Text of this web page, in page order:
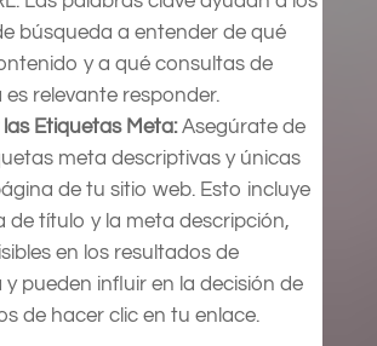
búsqueda a entender de qué
y a qué consultas de
es relevante responder.
Etiquetas Meta:Asegúrate de
meta descriptivas y únicas
de tu sitio web. Esto incluye
de título y la meta descripción,
en los resultados de
y pueden influir en la decisión de
de hacer clic en tu enlace.